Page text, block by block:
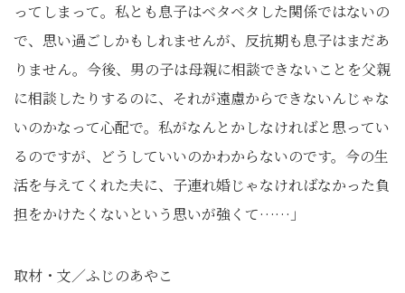
ってしまって。私とも息子はベタベタした関係ではないの
で、思い過ごしかもしれませんが、反抗期も息子はまだあ
りません。今後、男の子は母親に相談できないことを父親
に相談したりするのに、それが遠慮からできないんじゃな
いのかなって心配で。私がなんとかしなければと思ってい
るのですが、どうしていいのかわからないのです。今の生
活を与えてくれた夫に、子連れ婚じゃなければなかった負
担をかけたくないという思いが強くて……」
取材・文／ふじのあやこ